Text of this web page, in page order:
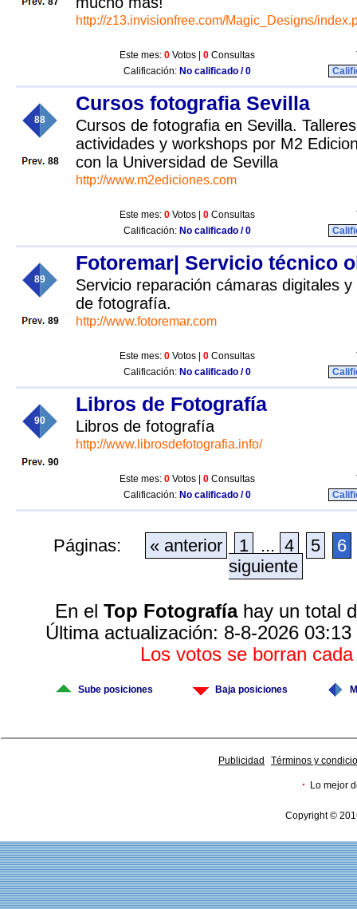
http://z13.invisionfree.com/Magic_Designs/
Este mes: 0 Votos | 0 Consultas
Calificación: No calificado / 0
88
88
Cursos fotografia Sevilla
Cursos de fotografia en Sevilla.
actividades y workshops por M2
con la Universidad de Sevilla
http://www.m2ediciones.com
Este mes: 0 Votos | 0 Consultas
Calificación: No calificado / 0
89
89
Fotoremar| Servicio técnico
Servicio reparación cámaras digitales
de fotografía.
http://www.fotoremar.com
Este mes: 0 Votos | 0 Consultas
Calificación: No calificado / 0
90
90
Libros de Fotografía
Libros de fotografía
http://www.librosdefotografia.info/
Este mes: 0 Votos | 0 Consultas
Calificación: No calificado / 0
Páginas: « anterior 1 ... 4 5
6
siguiente
En el Top Fotografíahay un total
Última actualización: 8-8-2026
Los votos se borran
Sube posiciones Baja posiciones
Publicidad Términos y
· Lo mejor
Copyright ©